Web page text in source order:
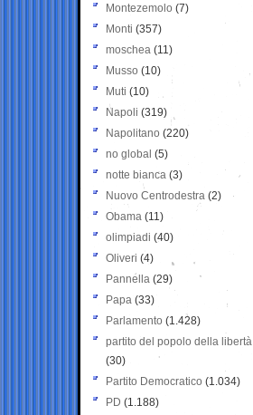
Montezemolo (7)
Monti (357)
moschea (11)
Musso (10)
Muti (10)
Napoli (319)
Napolitano (220)
no global (5)
notte bianca (3)
Nuovo Centrodestra (2)
Obama (11)
olimpiadi (40)
Oliveri (4)
Pannella (29)
Papa (33)
Parlamento (1.428)
partito del popolo della libertà
(30)
Partito Democratico (1.034)
PD (1.188)